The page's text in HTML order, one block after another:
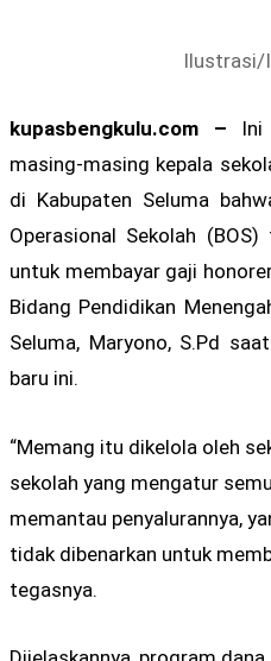
Ilustrasi/
kupasbengkulu.com – Ini
masing-masing kepala
di Kabupaten Seluma
Operasional Sekolah
untuk membayar gaji
Bidang Pendidikan
Seluma, Maryono, S.Pd
baru ini.
“Memang itu dikelola oleh
sekolah yang mengatur
memantau penyalurannya,
tidak dibenarkan untuk
tegasnya.